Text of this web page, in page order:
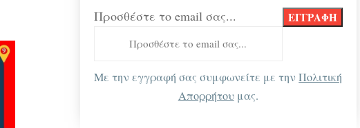
Προσθέστε το email σας...
Με την εγγραφή σας συμφωνείτε με τηνΠολιτική
Απορρήτουμας.